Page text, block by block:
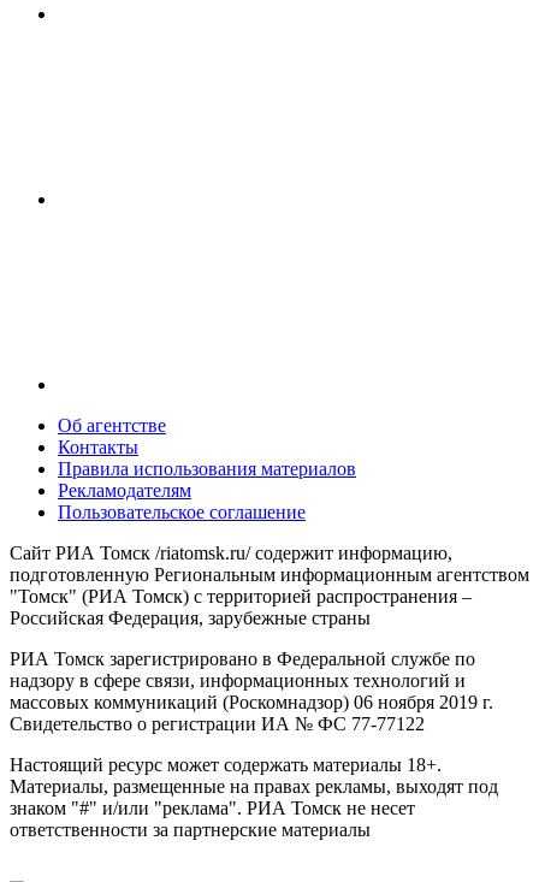
Об агентстве
Контакты
Правила использования материалов
Рекламодателям
Пользовательское соглашение
Сайт РИА Томск /riatomsk.ru/ содержит информацию,
подготовленную Региональным информационным агентством
"Томск" (РИА Томск) с территорией распространения –
Российская Федерация, зарубежные страны
РИА Томск зарегистрировано в Федеральной службе по
надзору в сфере связи, информационных технологий и
массовых коммуникаций (Роскомнадзор) 06 ноября 2019 г.
Свидетельство о регистрации ИА № ФС 77-77122
Настоящий ресурс может содержать материалы 18+.
Материалы, размещенные на правах рекламы, выходят под
знаком "#" и/или "реклама". РИА Томск не несет
ответственности за партнерские материалы